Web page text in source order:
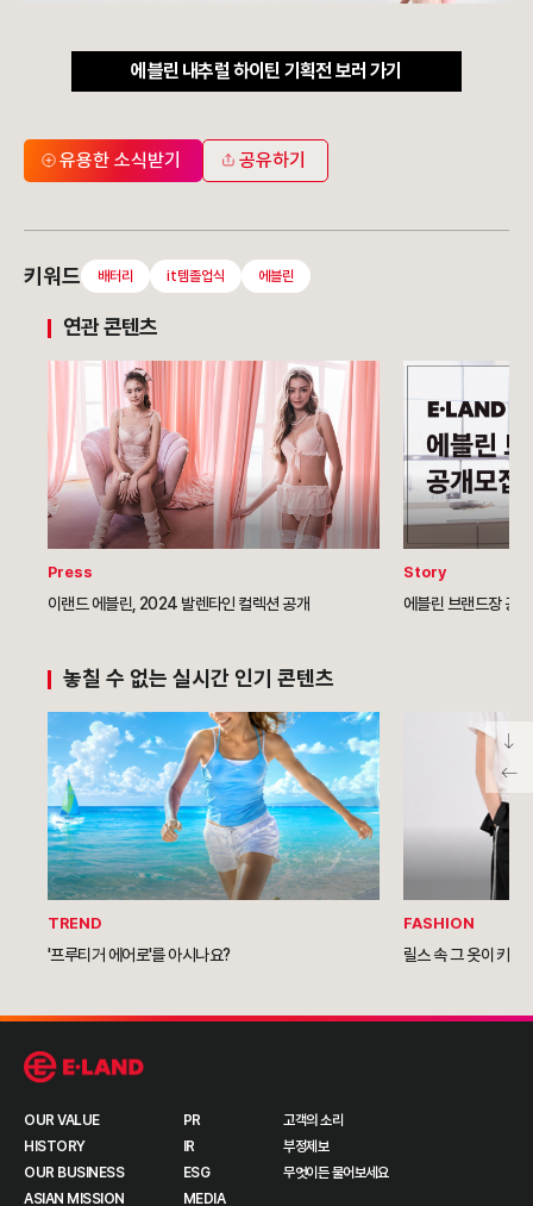
에블린 내추럴 하이틴 기획전 보러 가기
유용한 소식받기 공유하기
키워드 배터리 it템졸업식 에블린
연관 콘텐츠
Press
이랜드 에블린, 2024 발렌타인 컬렉션 공개
Story
에블린 브랜드장 공
놓칠 수 없는 실시간 인기 콘텐츠
TREND
'프루티거 에어로'를 아시나요?
FASHION
릴스 속 그 옷이 키즈
OUR VALUE
HISTORY
OUR BUSINESS
ASIAN MISSION
PR
IR
ESG
MEDIA
고객의 소리
부정제보
무엇이든 물어보세요